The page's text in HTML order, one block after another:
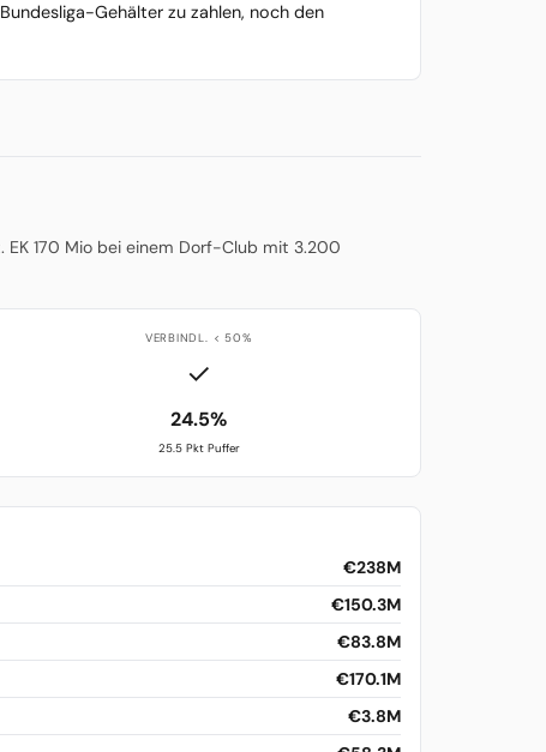
Gehälter zu zahlen, noch den
170 Mio bei einem Dorf-Club mit 3.200
VERBINDL. < 50%
✓
24.5%
25.5 Pkt Puffer
€238M
€150.3M
€83.8M
€170.1M
€3.8M